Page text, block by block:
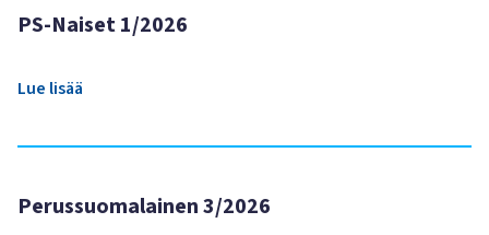
PS-Naiset 1/2026
Lue lisää
Perussuomalainen 3/2026